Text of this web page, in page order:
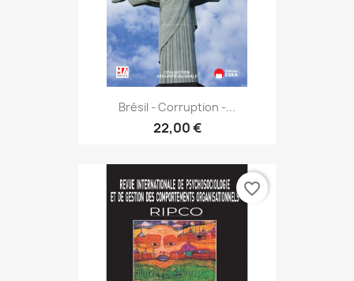
Brésil - Corruption -...
22,00 €
favorite_border